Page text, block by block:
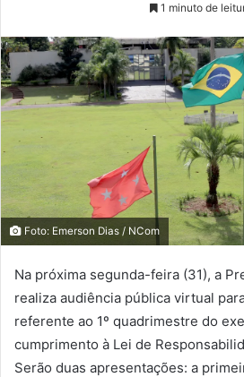
1 minuto de
Foto: Emerson Dias / NCom
Na próxima segunda-feira (31), a
realiza audiência pública virtual
referente ao 1º quadrimestre do
cumprimento à Lei de
Serão duas apresentações: a